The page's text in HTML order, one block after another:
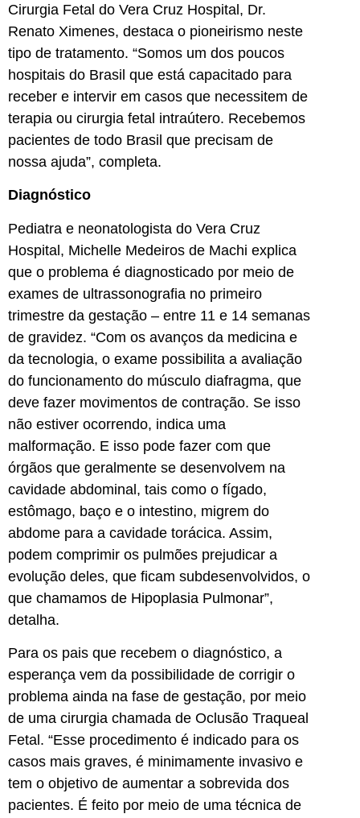
Cirurgia Fetal do Vera Cruz Hospital, Dr.
Renato Ximenes, destaca o pioneirismo neste
tipo de tratamento. “Somos um dos poucos
hospitais do Brasil que está capacitado para
receber e intervir em casos que necessitem de
terapia ou cirurgia fetal intraútero. Recebemos
pacientes de todo Brasil que precisam de
nossa ajuda”, completa.
Diagnóstico
Pediatra e neonatologista do Vera Cruz
Hospital, Michelle Medeiros de Machi explica
que o problema é diagnosticado por meio de
exames de ultrassonografia no primeiro
trimestre da gestação – entre 11 e 14 semanas
de gravidez. “Com os avanços da medicina e
da tecnologia, o exame possibilita a avaliação
do funcionamento do músculo diafragma, que
deve fazer movimentos de contração. Se isso
não estiver ocorrendo, indica uma
malformação. E isso pode fazer com que
órgãos que geralmente se desenvolvem na
cavidade abdominal, tais como o fígado,
estômago, baço e o intestino, migrem do
abdome para a cavidade torácica. Assim,
podem comprimir os pulmões prejudicar a
evolução deles, que ficam subdesenvolvidos, o
que chamamos de Hipoplasia Pulmonar”,
detalha.
Para os pais que recebem o diagnóstico, a
esperança vem da possibilidade de corrigir o
problema ainda na fase de gestação, por meio
de uma cirurgia chamada de Oclusão Traqueal
Fetal. “Esse procedimento é indicado para os
casos mais graves, é minimamente invasivo e
tem o objetivo de aumentar a sobrevida dos
pacientes. É feito por meio de uma técnica de